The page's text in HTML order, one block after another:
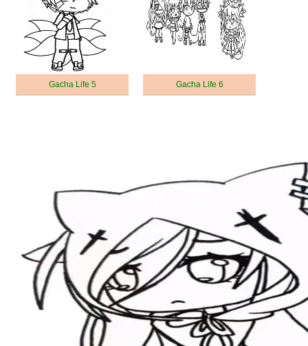
Gacha Life 5 Gacha Life 6